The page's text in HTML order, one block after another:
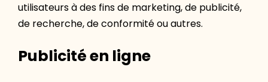
utilisateurs à des fins de marketing, de publicité,
de recherche, de conformité ou autres.
Publicité en ligne